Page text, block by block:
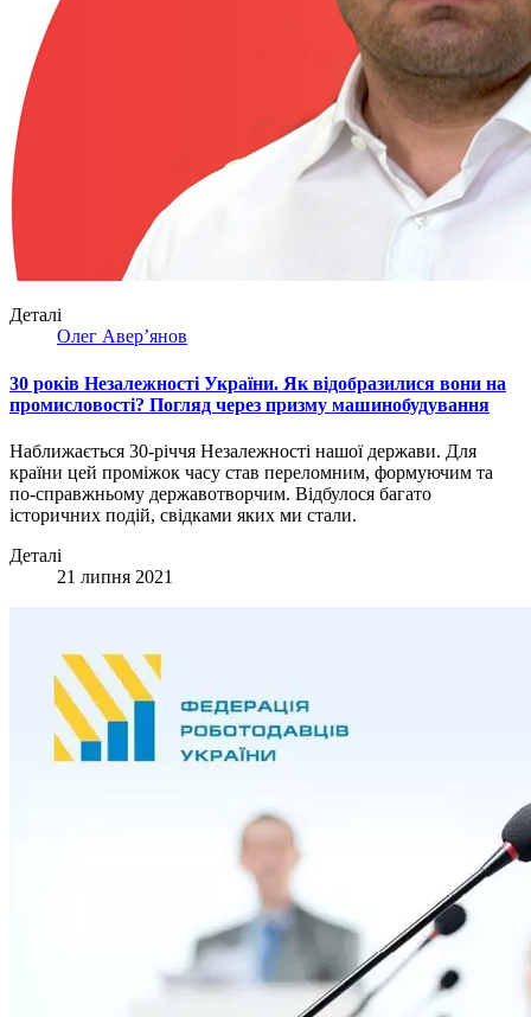
Деталі
Олег Авер’янов
30 років Незалежності України. Як відобразилися вони на
промисловості? Погляд через призму машинобудування
Наближається 30-річчя Незалежності нашої держави. Для
країни цей проміжок часу став переломним, формуючим та
по-справжньому державотворчим. Відбулося багато
історичних подій, свідками яких ми стали.
Деталі
21 липня 2021